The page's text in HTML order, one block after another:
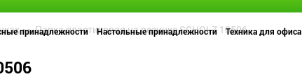
принадлежности Настольные принадлежности Техника для офиса
>> Папка пластиковая на резинке SCHOLZ 10506